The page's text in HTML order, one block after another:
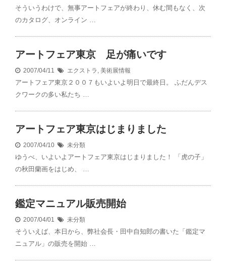
そういうわけで、無事アートフェアが終わり、休む間もなく、次
のカタログ、オンライン …
アートフェア東京 足が痛いです
2007/04/11 エクストラ , 美術展情報
アートフェア東京２００７もいよいよ明日で最終日。 ふだんデス
クワークの多い私たち …
アートフェア東京はじまりました
2007/04/10 未分類
ゆうべ、いよいよアートフェア東京はじまりました！ 「虎の子」
の秋田蘭画をはじめ、 …
鑑定マニュアル販売開始
2007/04/01 未分類
そういえば、本日から、弊社会長・田中自知郎の書いた「鑑定マ
ニュアル」の販売を開始 …